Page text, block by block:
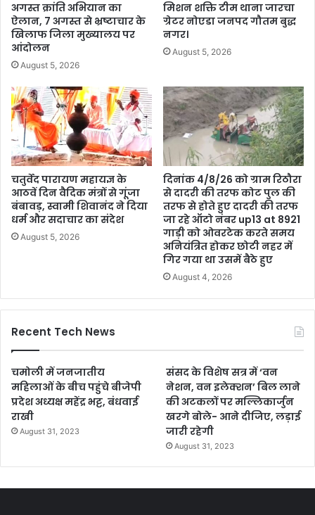
अगस्त क्रांति अभियान का
ऐलान, 7 अगस्त से भ्रष्टाचार के
खिलाफ जिला मुख्यालय पर
आंदोलन
August 5, 2026
मिशन शक्ति टीम थाना जारचा
ग्रेटर नोएडा जनपद गौतम बुद्ध
नगर।
August 5, 2026
चतुर्वेद पारायण महायज्ञ के
आठवें दिन वैदिक मंत्रों से गूंजा
बंबावड़, स्वामी शिवानंद ने दिया
धर्म और सदाचार का संदेश
August 5, 2026
दिनांक 4/8/26 को ग्राम रिठौरा
से दादरी की तरफ कोट पुल की
तरफ से होते हुए दादरी की तरफ
जा रहे ऑटो नंबर up13 at 8921
गाड़ी को ओवरटेक करते समय
अनियंत्रित होकर छोटी नहर में
गिर गया था उसमें बैठे हुए
August 4, 2026
Recent Tech News
चमोली में जनजातीय
महिलाओं के बीच पहुंचे बीजेपी
प्रदेश अध्यक्ष महेंद्र भट्ट, बंधवाई
राखी
August 31, 2023
संसद के विशेष सत्र में ‘वन
नेशन, वन इलेक्शन’ बिल लाने
की अटकलों पर मल्लिकार्जुन
खरगे बोले- आने दीजिए, लड़ाई
जारी रहेगी
August 31, 2023